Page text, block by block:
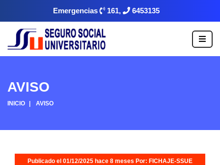
Emergencias 161, 6453135
AVISO
INICIO AVISO
Publicado el 01/12/2025 hace 8 meses Por: FICHAJE-SSUE